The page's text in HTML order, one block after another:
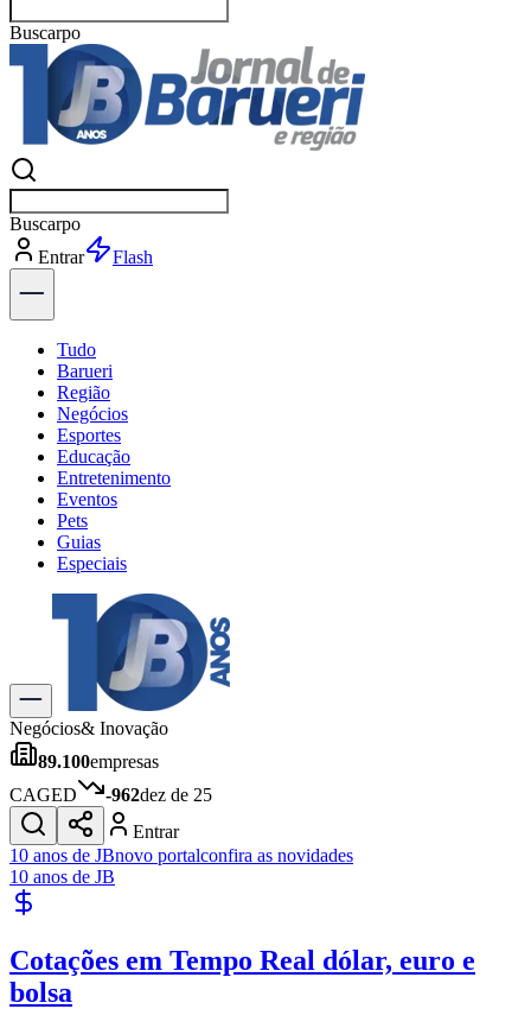
Buscarnot
Buscarnot
Entrar
Explorar
Tudo
Barueri
Região
Negócios
Esportes
Educação
Entretenimento
Eventos
Pets
Guias
Especiais
Explore Tudo
Últimas Notícias
Previsão do Tempo
Trânsito e Rotas
Dia a Dia & Lazer
Gastronomia
Cinema & Shows
JogosNovo
Para Sua Empresa
Publicidade Legal
Política
Negócios& Inovação
89.100empresas
CAGED
-962dez de 25
Entrar
10 anos de JBnovo portalconfira as novidades
10 anos de JB
Cotações em Tempo Real dólar, euro e
bolsa